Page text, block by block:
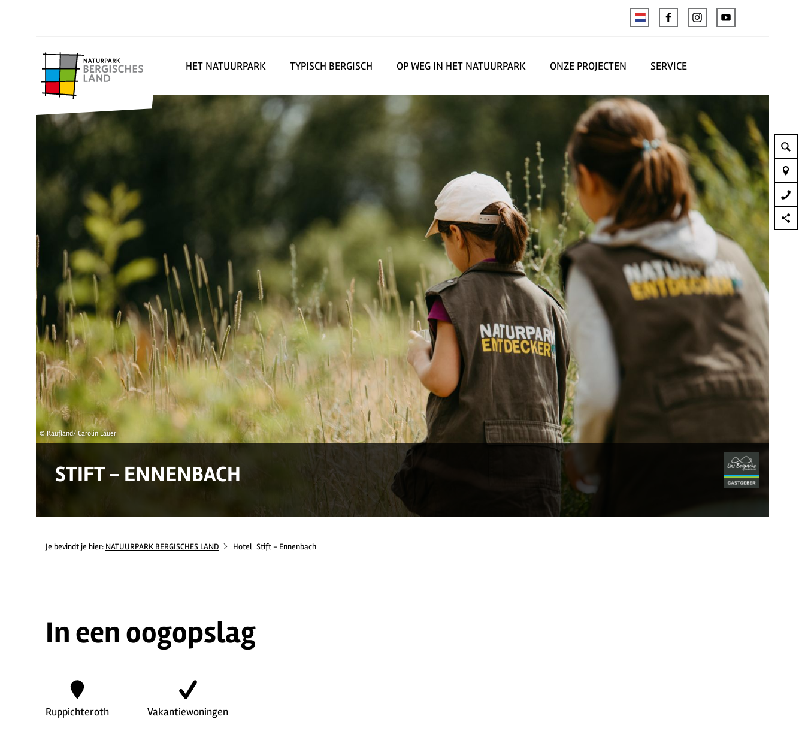
HET NATUURPARK TYPISCH BERGISCH OP WEG IN HET NATUURPARK ONZE PROJECTEN SERVICE
© Kaufland/ Carolin Lauer
STIFT - ENNENBACH
Je bevindt je hier: NATUURPARK BERGISCHES LAND Hotel Stift - Ennenbach
In een oogopslag
Ruppichteroth Vakantiewoningen